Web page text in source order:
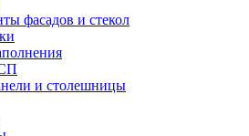
фасадов и стекол
и столешницы